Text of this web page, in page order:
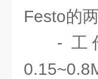
Festo的
- 工